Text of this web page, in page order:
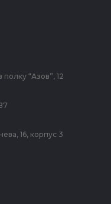
полку “Азов”, 12
16, корпус 3